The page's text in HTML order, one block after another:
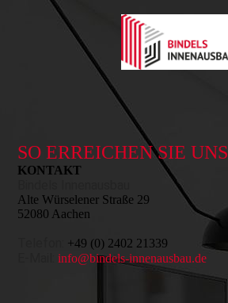
SO ERREICHEN SIE UNS
KONTAKT
Alte Würselener Straße 29
52080 Aachen
+49 (0) 2402 21339
info@bindels-innenausbau.de